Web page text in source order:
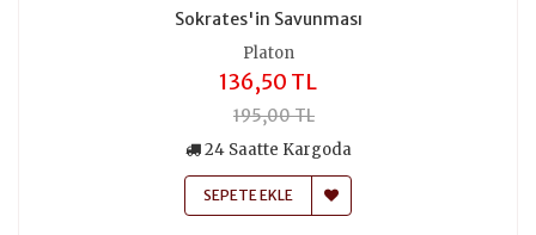
Sokrates'in Savunması
Platon
136,50 TL
195,00 TL
24 Saatte Kargoda
SEPETE EKLE